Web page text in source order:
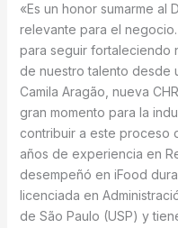
«Es un honor sumarme al
relevante para el
para seguir fortaleciendo
de nuestro talento desde
Camila Aragão, nueva
gran momento para la
contribuir a este proceso
años de experiencia en
desempeñó en iFood
licenciada en
de São Paulo (USP) y